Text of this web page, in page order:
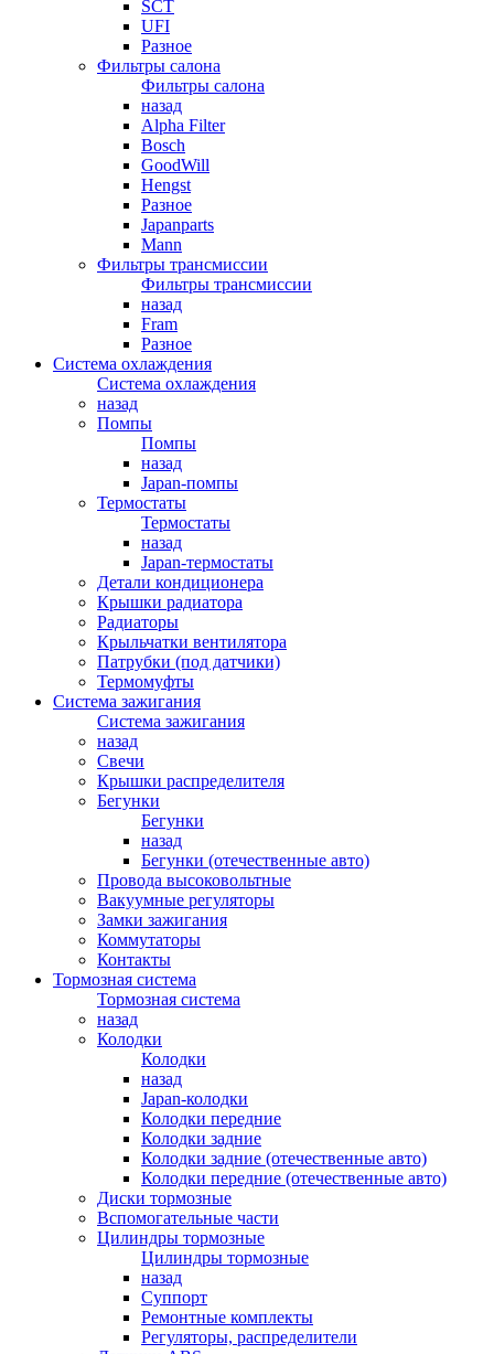
SCT
UFI
Разное
Фильтры салона
Фильтры салона
назад
Alpha Filter
Bosch
GoodWill
Hengst
Разное
Japanparts
Mann
Фильтры трансмиссии
Фильтры трансмиссии
назад
Fram
Разное
Система охлаждения
Система охлаждения
назад
Помпы
Помпы
назад
Japan-помпы
Термостаты
Термостаты
назад
Japan-термостаты
Детали кондиционера
Крышки радиатора
Радиаторы
Крыльчатки вентилятора
Патрубки (под датчики)
Термомуфты
Система зажигания
Система зажигания
назад
Свечи
Крышки распределителя
Бегунки
Бегунки
назад
Бегунки (отечественные авто)
Провода высоковольтные
Вакуумные регуляторы
Замки зажигания
Коммутаторы
Контакты
Тормозная система
Тормозная система
назад
Колодки
Колодки
назад
Japan-колодки
Колодки передние
Колодки задние
Колодки задние (отечественные авто)
Колодки передние (отечественные авто)
Диски тормозные
Вспомогательные части
Цилиндры тормозные
Цилиндры тормозные
назад
Суппорт
Ремонтные комплекты
Регуляторы, распределители